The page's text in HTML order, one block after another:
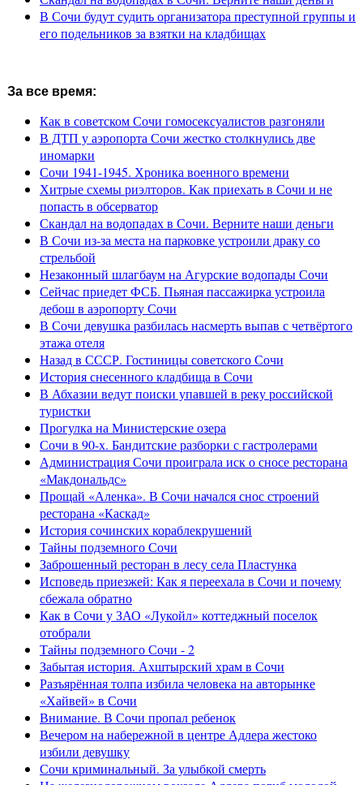
В Сочи будут судить организатора преступной группы и
его подельников за взятки на кладбищах
За все время:
Как в советском Сочи гомосексуалистов разгоняли
В ДТП у аэропорта Сочи жестко столкнулись две
иномарки
Сочи 1941-1945. Хроника военного времени
Хитрые схемы риэлторов. Как приехать в Сочи и не
попасть в обсерватор
Скандал на водопадах в Сочи. Верните наши деньги
В Сочи из-за места на парковке устроили драку со
стрельбой
Незаконный шлагбаум на Агурские водопады Сочи
Сейчас приедет ФСБ. Пьяная пассажирка устроила
дебош в аэропорту Сочи
В Сочи девушка разбилась насмерть выпав с четвёртого
этажа отеля
Назад в СССР. Гостиницы советского Сочи
История снесенного кладбища в Сочи
В Абхазии ведут поиски упавшей в реку российской
туристки
Прогулка на Министерские озера
Сочи в 90-х. Бандитские разборки с гастролерами
Администрация Сочи проиграла иск о сносе ресторана
«Макдональдс»
Прощай «Аленка». В Сочи начался снос строений
ресторана «Каскад»
История сочинских кораблекрушений
Тайны подземного Сочи
Заброшенный ресторан в лесу села Пластунка
Исповедь приезжей: Как я переехала в Сочи и почему
сбежала обратно
Как в Сочи у ЗАО «Лукойл» коттеджный поселок
отобрали
Тайны подземного Сочи - 2
Забытая история. Ахштырский храм в Сочи
Разъярённая толпа избила человека на авторынке
«Хайвей» в Сочи
Внимание. В Сочи пропал ребенок
Вечером на набережной в центре Адлера жестоко
избили девушку
Сочи криминальный. За улыбкой смерть